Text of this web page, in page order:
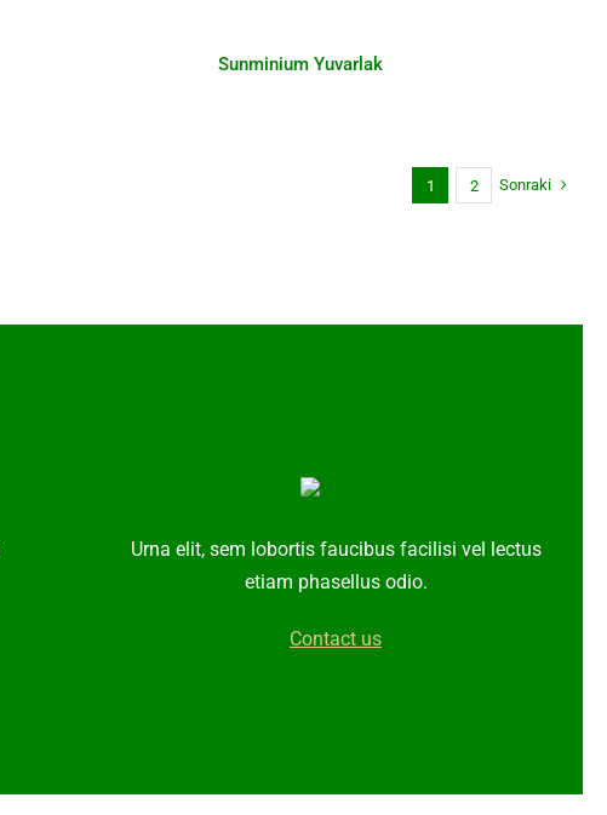
Sunminium Yuvarlak
1 2 Sonraki
Urna elit, sem lobortis faucibus facilisi vel lectus
etiam phasellus odio.
Contact us